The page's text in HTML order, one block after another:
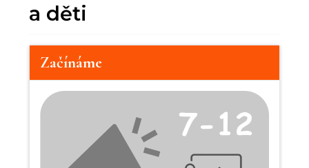
a děti
Začínáme